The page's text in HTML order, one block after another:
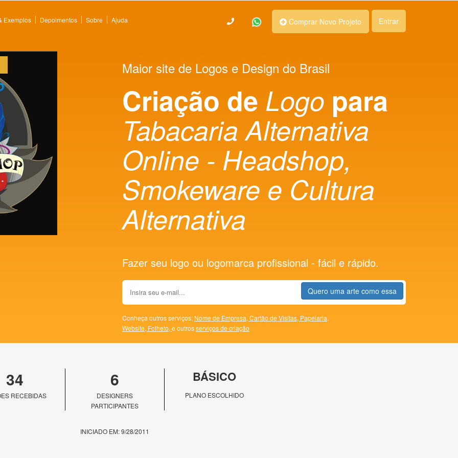
Exemplos Depoimentos Sobre Ajuda Comprar Novo Projeto Entrar
Maior site de Logos e Design do Brasil
Criação de Logo para
Tabacaria Alternativa
Online - Headshop,
Smokeware e Cultura
Alternativa
Fazer seu logo ou logomarca profissional - fácil e rápido.
Quero uma arte como essa
Conheça outros serviços: Nome de Empresa, Cartão de Visitas, Papelaria,
Website, Folheto, e outrosserviços de criação
34
RECEBIDAS
6
DESIGNERS
PARTICIPANTES
BÁSICO
PLANO ESCOLHIDO
INICIADO EM: 9/28/2011